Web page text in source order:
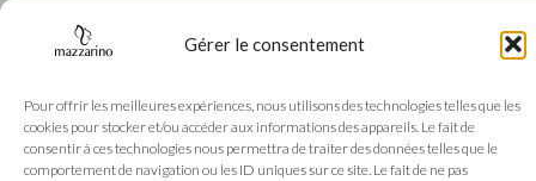
Gérer le consentement
Pour offrir les meilleures expériences, nous utilisons des technologies telles que les
cookies pour stocker et/ou accéder aux informations des appareils. Le fait de
consentir à ces technologies nous permettra de traiter des données telles que le
comportement de navigation ou les ID uniques sur ce site. Le fait de ne pas